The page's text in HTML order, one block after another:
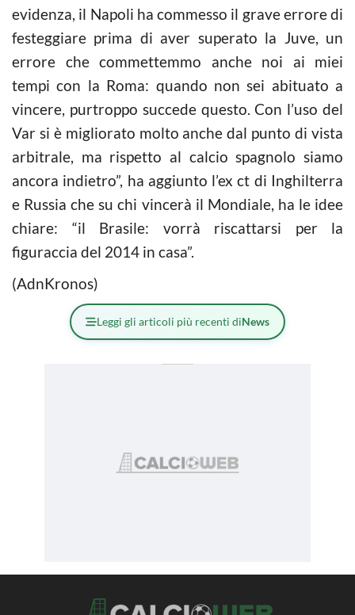
evidenza, il Napoli ha commesso il grave errore di
festeggiare prima di aver superato la Juve, un
errore che commettemmo anche noi ai miei
tempi con la Roma: quando non sei abituato a
vincere, purtroppo succede questo. Con l’uso del
Var si è migliorato molto anche dal punto di vista
arbitrale, ma rispetto al calcio spagnolo siamo
ancora indietro”, ha aggiunto l’ex ct di Inghilterra
e Russia che su chi vincerà il Mondiale, ha le idee
chiare: “il Brasile: vorrà riscattarsi per la
figuraccia del 2014 in casa”.
(AdnKronos)
Leggi gli articoli più recenti diNews